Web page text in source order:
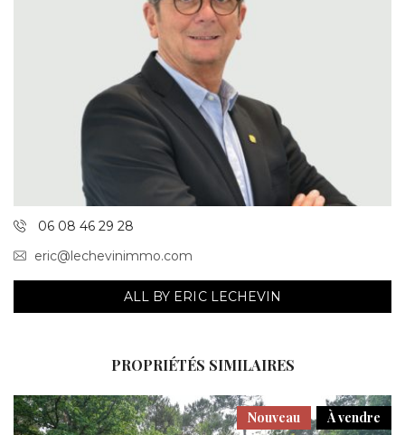
06 08 46 29 28
eric@lechevinimmo.com
ALL BY ERIC LECHEVIN
PROPRIÉTÉS SIMILAIRES
À vendre
Nouveau